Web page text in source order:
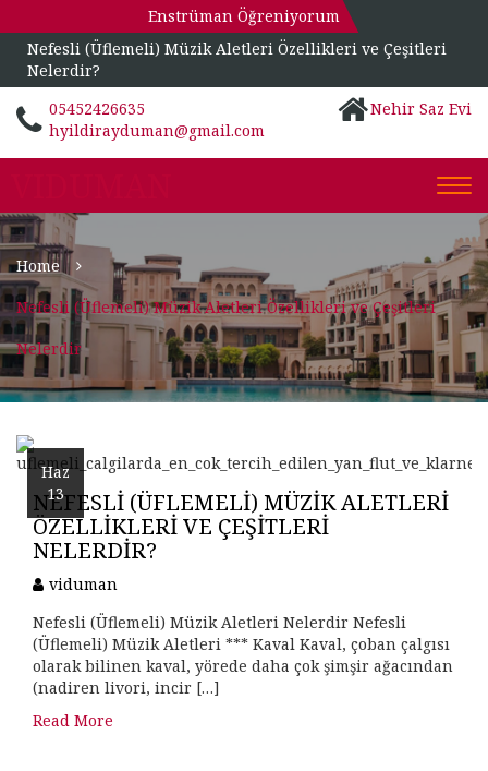
Enstrüman Öğreniyorum
Nefesli (Üflemeli) Müzik Aletleri Özellikleri ve Çeşitleri
Nelerdir?
05452426635
hyildirayduman@gmail.com
Nehir Saz Evi
Home
Nefesli (Üflemeli) Müzik Aletleri Özellikleri ve Çeşitleri
Nelerdir
Haz
13
NEFESLI (ÜFLEMELI) MÜZIK ALETLERI
ÖZELLIKLERI VE ÇEŞITLERI
NELERDIR?
viduman
Nefesli (Üflemeli) Müzik Aletleri Nelerdir Nefesli
(Üflemeli) Müzik Aletleri *** Kaval Kaval, çoban çalgısı
olarak bilinen kaval, yörede daha çok şimşir ağacından
(nadiren livori, incir […]
Read More